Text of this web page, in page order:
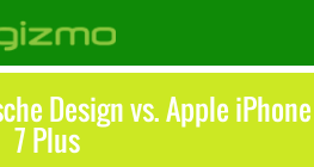
Design vs. Apple iPhone
7 Plus